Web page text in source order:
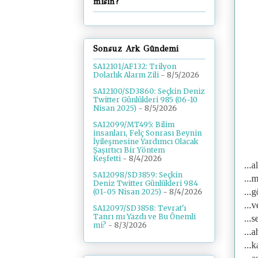
Sonsuz Ark Gündemi
SA12101/AF132: Trilyon
Dolarlık Alarm Zili - 8/5/2026
SA12100/SD3860: Seçkin Deniz
Twitter Günlükleri 985 (06-10
Nisan 2025) - 8/5/2026
SA12099/MT495: Bilim
insanları, Felç Sonrası Beynin
İyileşmesine Yardımcı Olacak
Şaşırtıcı Bir Yöntem
Keşfetti - 8/4/2026
SA12098/SD3859: Seçkin
Deniz Twitter Günlükleri 984
(01-05 Nisan 2025) - 8/4/2026
SA12097/SD3858: Tevrat'ı
Tanrı mı Yazdı ve Bu Önemli
mi? - 8/3/2026